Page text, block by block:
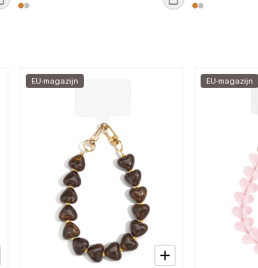
EU-magazijn EU-magazijn